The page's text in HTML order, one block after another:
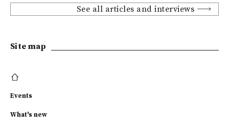
See all articles and interviews
Site map
Events
What's new